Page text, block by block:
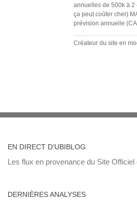
annuelles de 500k à 2
ça peut coûter cher)
prévision annuelle
Créateur du site en
EN DIRECT D’UBIBLOG
Les flux en provenance du Site Officiel
DERNIÈRES ANALYSES